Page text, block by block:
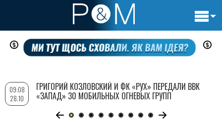
Перейти
содержанию
09:08
28.10
ГРИГОРИЙ КОЗЛОВСКИЙ И ФК «РУХ» ПЕРЕДАЛИ ВВК
«ЗАПАД» 30 МОБИЛЬНЫХ ОГНЕВЫХ ГРУПП